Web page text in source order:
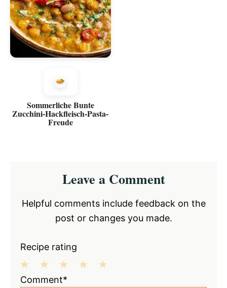
Sommerliche Bunte
Zucchini-Hackfleisch-Pasta-
Freude
InteractionsLeave a Comment
Helpful comments include feedback on the
post or changes you made.
Recipe rating
3
2
1
Comment*